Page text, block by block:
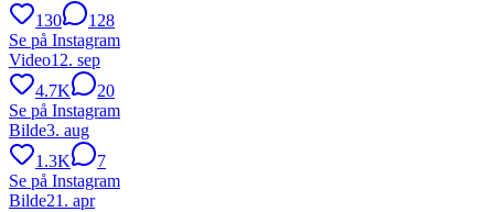
130
128
Se på Instagram
Video12. sep
4.7K
20
Se på Instagram
Bilde3. aug
1.3K
7
Se på Instagram
Bilde21. apr